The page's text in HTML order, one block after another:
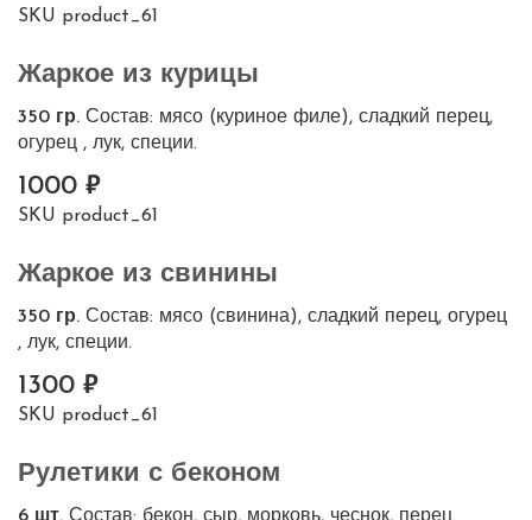
SKU product_61
Жаркое из курицы
350 гр. Состав: мясо (куриное филе), сладкий перец,
огурец , лук, специи.
1000
SKU product_61
Жаркое из свинины
350 гр. Состав: мясо (свинина), сладкий перец, огурец
, лук, специи.
1300
SKU product_61
Рулетики с беконом